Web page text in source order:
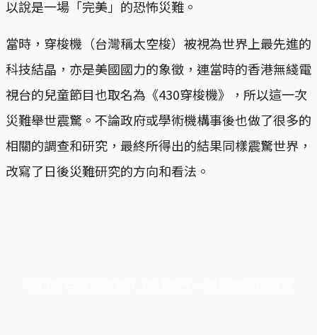
以說是一場「完美」的恐怖災難。
當時，穿梭機（台灣稱太空梭）被視為世界上最先進的
科技結晶，亦是美國國力的象徵，連當時的香港無綫電
視台的兒童節目也取名為《430穿梭機》，所以這一次
災難舉世震驚。不論政府或學術機構事後也做了很多的
相關的調查和研究，最終所得出的結果同樣震驚世界，
改寫了日後災難研究的方向和看法。